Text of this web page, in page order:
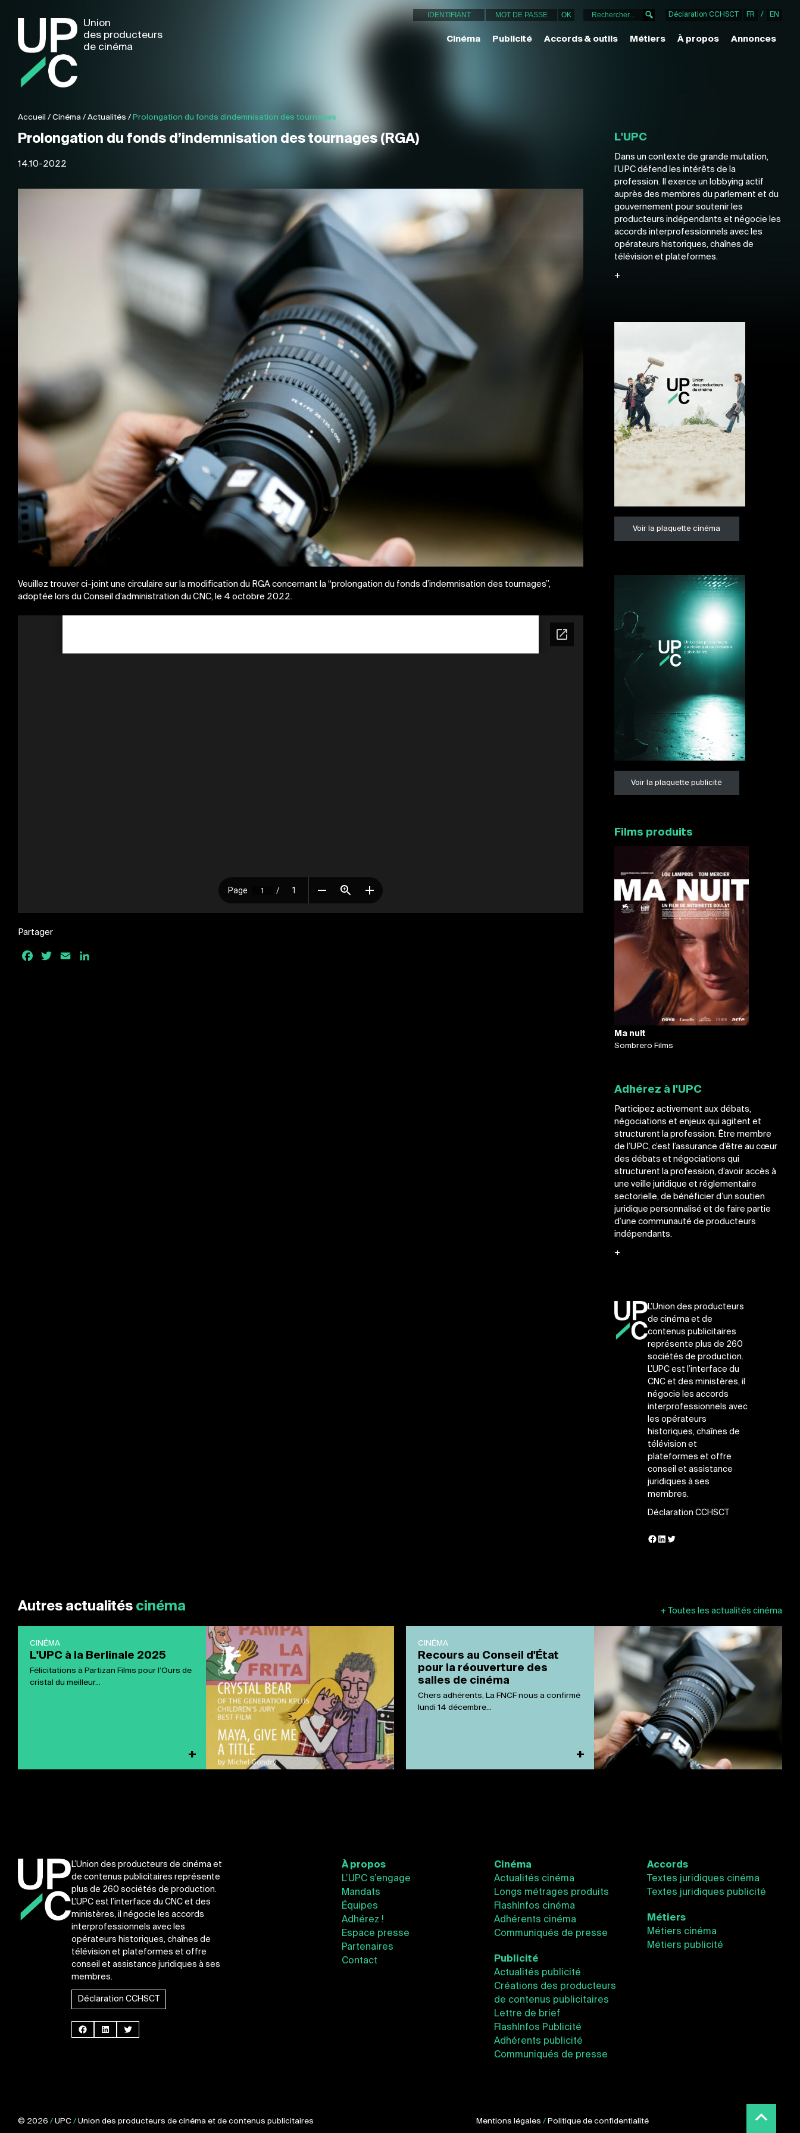
Union
des producteurs
de cinéma
Déclaration CCHSCT FR / EN
Cinéma Publicité Accords & outils Métiers À propos Annonces
Accueil / Cinéma / Actualités / Prolongation du fonds dindemnisation des tournages
Prolongation du fonds d’indemnisation des tournages (RGA)
14.10-2022
Veuillez trouver ci-joint une circulaire sur la modification du RGA concernant la “prolongation du fonds d’indemnisation des tournages”,
adoptée lors du Conseil d’administration du CNC, le 4 octobre 2022.
Partager
Facebook
TwitterEmail
L'UPC
Dans un contexte de grande mutation,
l’UPC défend les intérêts de la
profession. Il exerce un lobbying actif
auprès des membres du parlement et du
gouvernement pour soutenir les
producteurs indépendants et négocie les
accords interprofessionnels avec les
opérateurs historiques, chaînes de
télévision et plateformes.
+
Voir la plaquette cinéma
Voir la plaquette publicité
Films produits
Ma nuit
Sombrero Films
Adhérez à l'UPC
Participez activement aux débats,
négociations et enjeux qui agitent et
structurent la profession. Être membre
de l’UPC, c’est l’assurance d’être au cœur
des débats et négociations qui
structurent la profession, d’avoir accès à
une veille juridique et réglementaire
sectorielle, de bénéficier d’un soutien
juridique personnalisé et de faire partie
d’une communauté de producteurs
indépendants.
+
L’Union des producteurs
de cinéma et de
contenus publicitaires
représente plus de 260
sociétés de production.
L’UPC est l’interface du
CNC et des ministères, il
négocie les accords
interprofessionnels avec
les opérateurs
historiques, chaînes de
télévision et
plateformes et offre
conseil et assistance
juridiques à ses
membres.
Déclaration CCHSCT
Facebook
LinkedIn
Twitter
Autres actualités cinéma + Toutes les actualités cinéma
CINÉMA
L'UPC à la Berlinale 2025
Félicitations à Partizan Films pour l’Ours de
cristal du meilleur...
+
CINÉMA
Recours au Conseil d'État
pour la réouverture des
salles de cinéma
Chers adhérents, La FNCF nous a confirmé
lundi 14 décembre...
+
L’Union des producteurs de cinéma et
de contenus publicitaires représente
plus de 260 sociétés de production.
L’UPC est l’interface du CNC et des
ministères, il négocie les accords
interprofessionnels avec les
opérateurs historiques, chaînes de
télévision et plateformes et offre
conseil et assistance juridiques à ses
membres.
Déclaration CCHSCT
Facebook
LinkedInTwitter
À propos
L’UPC s’engage
Mandats
Équipes
Adhérez !
Espace presse
Partenaires
Contact
Cinéma
Actualités cinéma
Longs métrages produits
FlashInfos cinéma
Adhérents cinéma
Communiqués de presse
Publicité
Actualités publicité
Créations des producteurs
de contenus publicitaires
Lettre de brief
FlashInfos Publicité
Adhérents publicité
Communiqués de presse
Accords
Textes juridiques cinéma
Textes juridiques publicité
Métiers
Métiers cinéma
Métiers publicité
© 2026 / UPC / Union des producteurs de cinéma et de contenus publicitaires Mentions légales / Politique de confidentialité